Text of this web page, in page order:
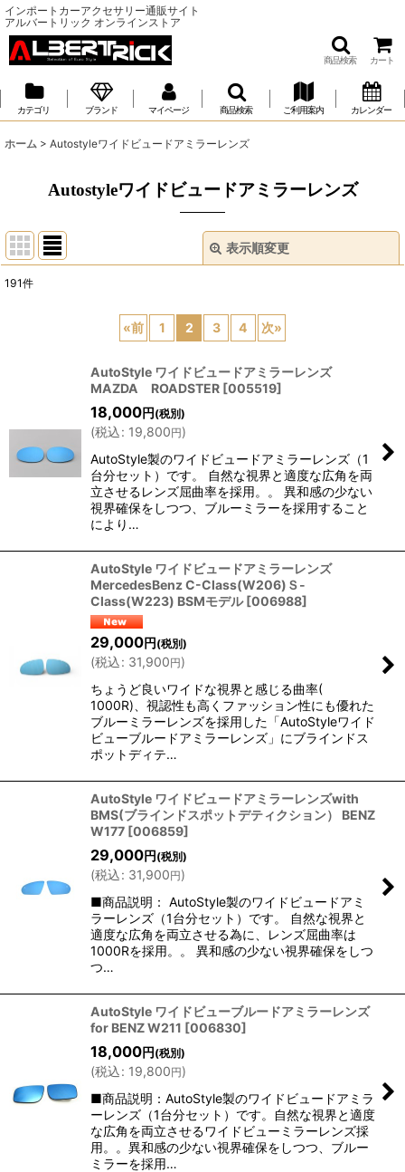
インポートカーアクセサリー通販サイト
アルバートリック オンラインストア
商品検索 カート
カテゴリ ブランド マイページ 商品検索 ご利用案内 カレンダー
ホーム > Autostyleワイドビュードアミラーレンズ
Autostyleワイドビュードアミラーレンズ
表示順変更
191件
«前 1 2 3 4 次»
AutoStyle ワイドビュードアミラーレンズ
MAZDA ROADSTER [005519]
18,000円 (税別)
(税込: 19,800円)
AutoStyle製のワイドビュードアミラーレンズ（1
台分セット）です。 自然な視界と適度な広角を両
立させるレンズ屈曲率を採用。。 異和感の少ない
視界確保をしつつ、ブルーミラーを採用すること
により…
AutoStyle ワイドビュードアミラーレンズ
MercedesBenz C-Class(W206)Ｓ-
Class(W223) BSMモデル [006988]
29,000円 (税別)
(税込: 31,900円)
ちょうど良いワイドな視界と感じる曲率(
1000R)、視認性も高くファッション性にも優れた
ブルーミラーレンズを採用した「AutoStyleワイド
ビューブルードアミラーレンズ」にブラインドス
ポットディテ…
AutoStyle ワイドビュードアミラーレンズwith
BMS(ブラインドスポットデティクション） BENZ
W177 [006859]
29,000円 (税別)
(税込: 31,900円)
■商品説明： AutoStyle製のワイドビュードアミ
ラーレンズ（1台分セット）です。 自然な視界と
適度な広角を両立させる為に、レンズ屈曲率は
1000Rを採用。。 異和感の少ない視界確保をしつ
つ…
AutoStyle ワイドビューブルードアミラーレンズ
for BENZ W211 [006830]
18,000円 (税別)
(税込: 19,800円)
■商品説明：AutoStyle製のワイドビュードアミラ
ーレンズ（1台分セット）です。自然な視界と適度
な広角を両立させるワイドビューミラーレンズ採
用。。異和感の少ない視界確保をしつつ、ブルー
ミラーを採用…